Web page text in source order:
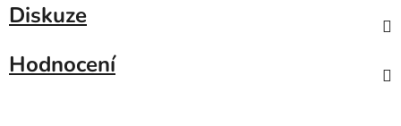
Diskuze
Hodnocení